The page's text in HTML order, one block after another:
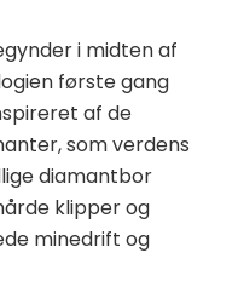
i midten af
første gang
af de
som verdens
diamantbor
klipper og
minedrift og